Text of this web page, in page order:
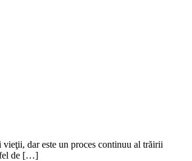
vieţii, dar este un proces continuu al trăirii
de […]